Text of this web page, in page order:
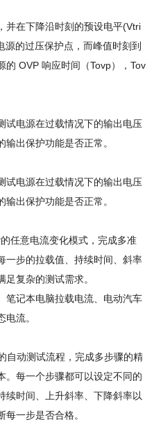
并在下降沿时刻的预设电平(Vtri
的过压保护点，而峰值时刻到
的 OVP响应时间（Tovp），Tov
试电源在过载情况下的输出电压
出保护功能是否正常。
试电源在过载情况下的输出电压
出保护功能是否正常。
任意电流变化模式，完成多准
一步的拉载值、持续时间、斜率
复杂的测试需求。
笔记本电脑拉载电流、电动汽车
流。
自动测试流程，完成多步骤的精
。每一个步骤都可以设定不同的
续时间、上升斜率、下降斜率以
一步是否合格。